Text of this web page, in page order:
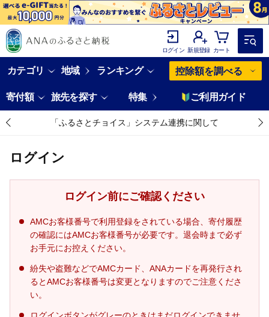
ログイン 新規登録 カート
カテゴリ 地域 ランキング 控除額を調べる
寄付額 旅先を探す 特集 ご利用ガイド
「ふるさとチョイス」システム連携に関して
ログイン
ログイン前にご確認ください
AMCお客様番号で利用登録をされている場合、寄付履歴
の確認にはAMCお客様番号が必要です。退会時まで必ず
お手元にお控えください。
紛失や盗難などでAMCカード、ANAカードを再発行され
るとAMCお客様番号は変更となりますのでご注意くださ
い。